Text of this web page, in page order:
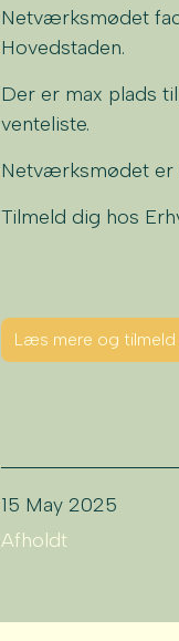
Netværksmødet
Hovedstaden.
Der er max plads
venteliste.
Netværksmødet er
Tilmeld dig hos
Læs mere og
15 May 2025
Afholdt